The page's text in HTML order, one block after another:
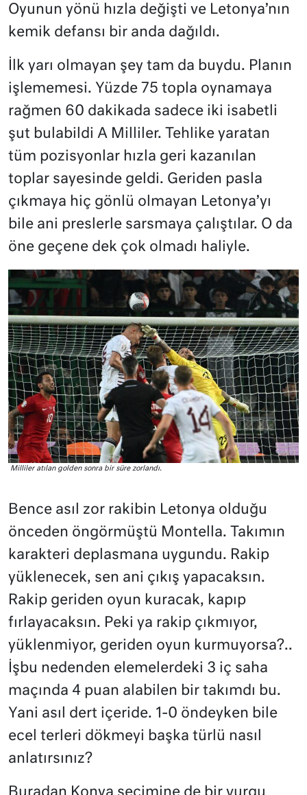
Oyunun yönü hızla değişti ve Letonya’nın
kemik defansı bir anda dağıldı.
İlk yarı olmayan şey tam da buydu. Planın
işlememesi. Yüzde 75 topla oynamaya
rağmen 60 dakikada sadece iki isabetli
şut bulabildi A Milliler. Tehlike yaratan
tüm pozisyonlar hızla geri kazanılan
toplar sayesinde geldi. Geriden pasla
çıkmaya hiç gönlü olmayan Letonya’yı
bile ani preslerle sarsmaya çalıştılar. O da
öne geçene dek çok olmadı haliyle.
Milliler atılan golden sonra bir süre zorlandı.
Bence asıl zor rakibin Letonya olduğu
önceden öngörmüştü Montella. Takımın
karakteri deplasmana uygundu. Rakip
yüklenecek, sen ani çıkış yapacaksın.
Rakip geriden oyun kuracak, kapıp
fırlayacaksın. Peki ya rakip çıkmıyor,
yüklenmiyor, geriden oyun kurmuyorsa?..
İşbu nedenden elemelerdeki 3 iç saha
maçında 4 puan alabilen bir takımdı bu.
Yani asıl dert içeride. 1-0 öndeyken bile
ecel terleri dökmeyi başka türlü nasıl
anlatırsınız?